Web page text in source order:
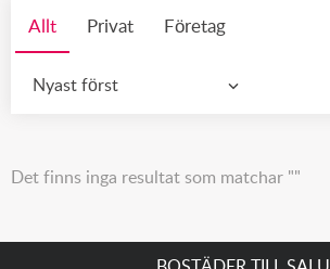
Allt Privat Företag
Nyast först
Det finns inga resultat som matchar ""